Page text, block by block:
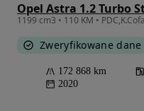
Opel Astra 1.2 Turbo
Zweryfikowane dane
172 868 km
2020